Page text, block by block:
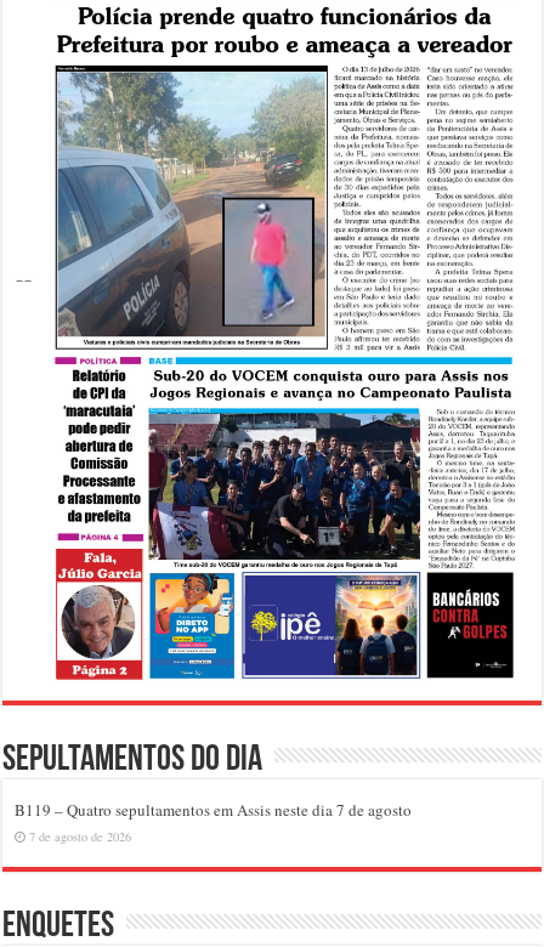
Sepultamentos do dia
B119 – Quatro sepultamentos em Assis neste dia 7 de agosto
7 de agosto de 2026
Enquetes